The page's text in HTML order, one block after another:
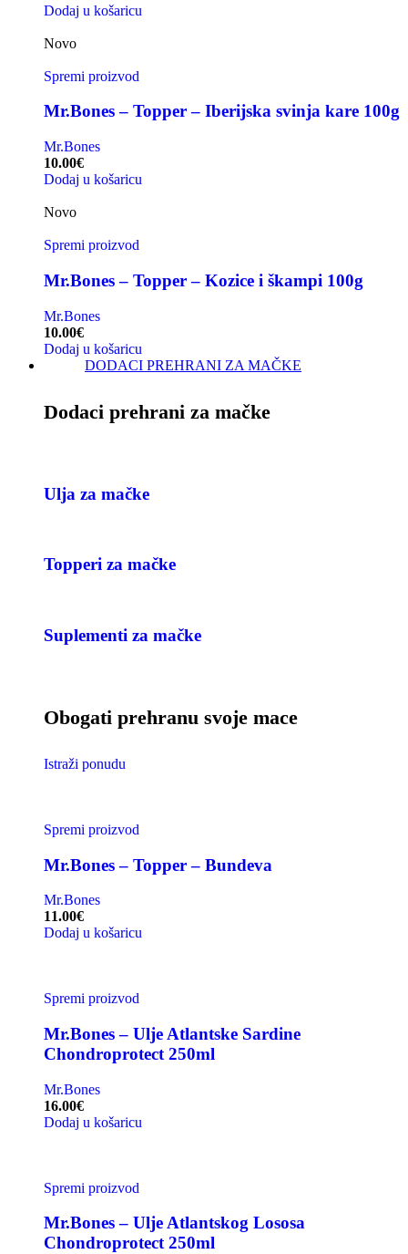
Dodaj u košaricu
Novo
Spremi proizvod
Mr.Bones – Topper – Iberijska svinja kare 100g
Mr.Bones
10.00€
Dodaj u košaricu
Novo
Spremi proizvod
Mr.Bones – Topper – Kozice i škampi 100g
Mr.Bones
10.00€
Dodaj u košaricu
DODACI PREHRANI ZA MAČKE
Dodaci prehrani za mačke
Ulja za mačke
Topperi za mačke
Suplementi za mačke
Obogati prehranu svoje mace
Istraži ponudu
Spremi proizvod
Mr.Bones – Topper – Bundeva
Mr.Bones
11.00€
Dodaj u košaricu
Spremi proizvod
Mr.Bones – Ulje Atlantske Sardine
Chondroprotect 250ml
Mr.Bones
16.00€
Dodaj u košaricu
Spremi proizvod
Mr.Bones – Ulje Atlantskog Lososa
Chondroprotect 250ml